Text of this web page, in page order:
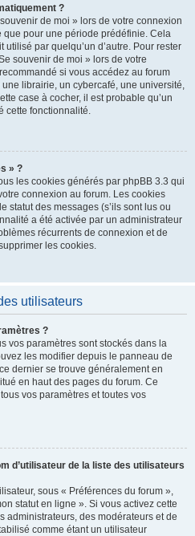
?
de moi » lors de votre connexion
que pour une période prédéfinie. Cela
utilisé par quelqu’un d’autre. Pour rester
souvenir de moi » lors de votre
si vous accédez au forum
librairie, un cybercafé, une université,
case à cocher, il est probable qu’un
cette fonctionnalité.
» ?
les cookies générés par phpBB 3.3 qui
connexion au forum. Les cookies
statut des messages (s’ils sont lus ou
a été activée par un administrateur
récurrents de connexion et de
les cookies.
utilisateurs
?
vos paramètres sont stockés dans la
les modifier depuis le panneau de
dernier se trouve généralement en
en haut des pages du forum. Ce
vos paramètres et toutes vos
d’utilisateur de la liste des utilisateurs
sous « Préférences du forum »,
statut en ligne ». Si vous activez cette
administrateurs, des modérateurs et de
comme étant un utilisateur